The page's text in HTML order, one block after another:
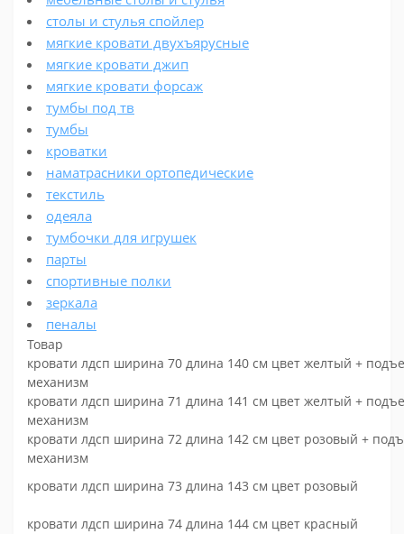
столы и стулья спойлер
мягкие кровати двухъярусные
мягкие кровати джип
мягкие кровати форсаж
тумбы под тв
тумбы
кроватки
наматрасники ортопедические
текстиль
одеяла
тумбочки для игрушек
парты
спортивные полки
зеркала
пеналы
Товар
кровати лдсп ширина 70 длина 140 см цвет желтый +
механизм
кровати лдсп ширина 71 длина 141 см цвет желтый +
механизм
кровати лдсп ширина 72 длина 142 см цвет розовый +
механизм
кровати лдсп ширина 73 длина 143 см цвет розовый
кровати лдсп ширина 74 длина 144 см цвет красный